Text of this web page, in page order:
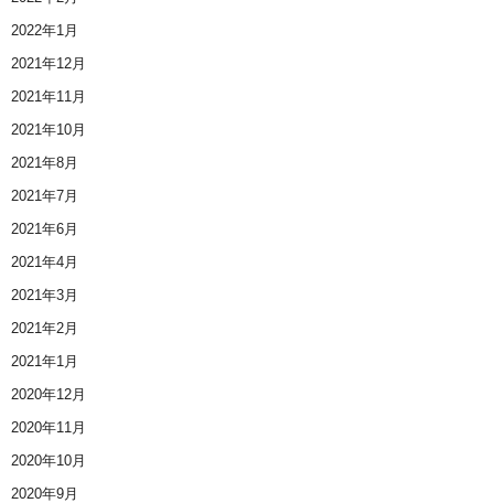
2022年1月
2021年12月
2021年11月
2021年10月
2021年8月
2021年7月
2021年6月
2021年4月
2021年3月
2021年2月
2021年1月
2020年12月
2020年11月
2020年10月
2020年9月